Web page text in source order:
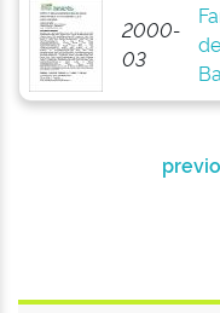
2000-
03